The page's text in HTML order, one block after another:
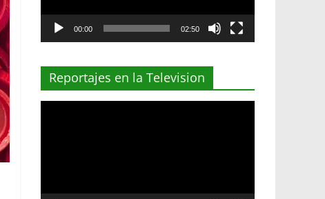
00:00 02:50
Reportajes en la Television